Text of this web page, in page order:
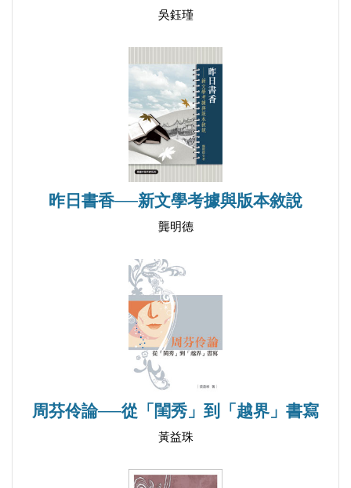
吳鈺瑾
昨日書香──新文學考據與版本敘說
龔明德
周芬伶論──從「閨秀」到「越界」書寫
黃益珠